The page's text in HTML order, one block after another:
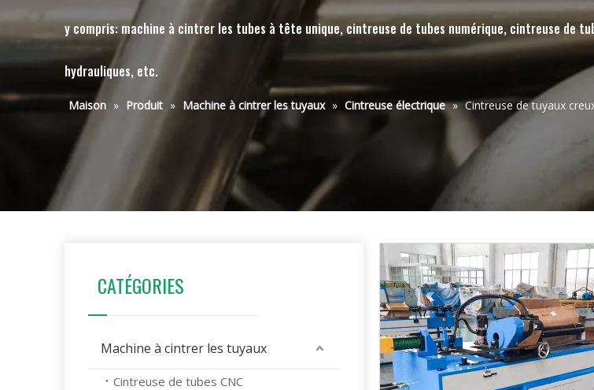
y compris: machine à cintrer les tubes à tête unique, cintreuse de tubes numérique, cintreuse de
hydrauliques, etc.
Maison » Produit » Machine à cintrer les tuyaux » Cintreuse électrique » Cintreuse de tuyaux
CATÉGORIES
Machine à cintrer les tuyaux
Cintreuse de tubes CNC